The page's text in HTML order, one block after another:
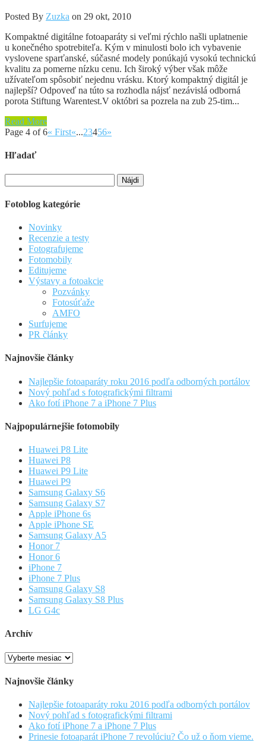
Posted By Zuzka on 29 okt, 2010
Kompaktné digitálne fotoaparáty si veľmi rýchlo našli uplatnenie
u konečného spotrebiteľa. Kým v minulosti bolo ich vybavenie
vyslovene sparťanské, súčasné modely ponúkajú vysokú technickú
kvalitu za pomerne nízku cenu. Ich široký výber však môže
užívateľom spôsobiť nejednu vrásku. Ktorý kompaktný digitál je
najlepší? Odpoveď na túto sa rozhodla nájsť nezávislá odborná
porota Stiftung Warentest.V októbri sa pozrela na zub 25-tim...
Read More
Page 4 of 6« First«...23456»
Hľadať
Fotoblog kategórie
Novinky
Recenzie a testy
Fotografujeme
Fotomobily
Editujeme
Výstavy a fotoakcie
Pozvánky
Fotosúťaže
AMFO
Surfujeme
PR články
Najnovšie články
Najlepšie fotoaparáty roku 2016 podľa odborných portálov
Nový pohľad s fotografickými filtrami
Ako fotí iPhone 7 a iPhone 7 Plus
Najpopulárnejšie fotomobily
Huawei P8 Lite
Huawei P8
Huawei P9 Lite
Huawei P9
Samsung Galaxy S6
Samsung Galaxy S7
Apple iPhone 6s
Apple iPhone SE
Samsung Galaxy A5
Honor 7
Honor 6
iPhone 7
iPhone 7 Plus
Samsung Galaxy S8
Samsung Galaxy S8 Plus
LG G4c
Archív
Archív
Najnovšie články
Najlepšie fotoaparáty roku 2016 podľa odborných portálov
Nový pohľad s fotografickými filtrami
Ako fotí iPhone 7 a iPhone 7 Plus
Prinesie fotoaparát iPhone 7 revolúciu? Čo už o ňom vieme.